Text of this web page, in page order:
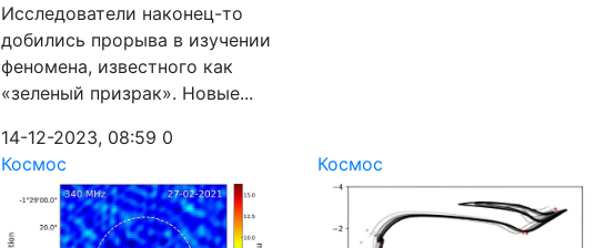
Исследователи наконец-то
добились прорыва в изучении
феномена, известного как
«зеленый призрак». Новые...
14-12-2023, 08:59 0
Космос Космос